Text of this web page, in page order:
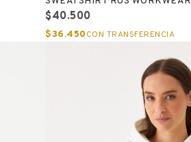
$40.500
$36.450CON TRANSFERENCIA